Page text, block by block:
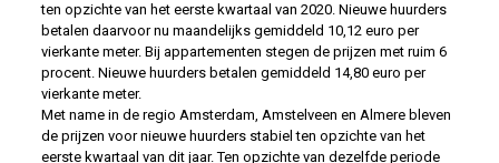
ten opzichte van het eerste kwartaal van 2020. Nieuwe huurders
betalen daarvoor nu maandelijks gemiddeld 10,12 euro per
vierkante meter. Bij appartementen stegen de prijzen met ruim 6
procent. Nieuwe huurders betalen gemiddeld 14,80 euro per
vierkante meter.
Met name in de regio Amsterdam, Amstelveen en Almere bleven
de prijzen voor nieuwe huurders stabiel ten opzichte van het
eerste kwartaal van dit jaar. Ten opzichte van dezelfde periode